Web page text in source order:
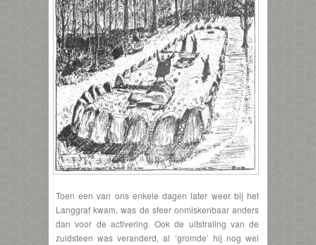
Toen een van ons enkele dagen later weer bij het
Langgraf kwam, was de sfeer onmiskenbaar anders
dan voor de activering. Ook de uitstraling van de
zuidsteen was veranderd, al ‘gromde’ hij nog wel